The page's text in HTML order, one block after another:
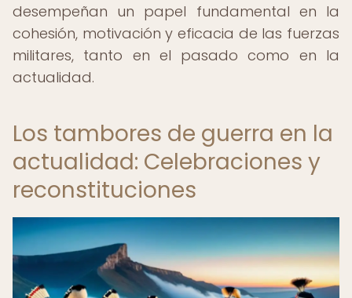
desempeñan un papel fundamental en la
cohesión, motivación y eficacia de las fuerzas
militares, tanto en el pasado como en la
actualidad.
Los tambores de guerra en la
actualidad: Celebraciones y
reconstituciones